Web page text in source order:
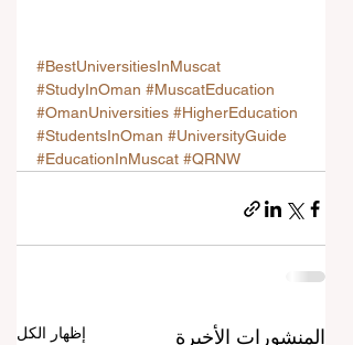
#BestUniversitiesInMuscat
#StudyInOman #MuscatEducation
#OmanUniversities #HigherEducation
#StudentsInOman #UniversityGuide
#EducationInMuscat #QRNW
المنشورات الأخيرة إظهار الكل